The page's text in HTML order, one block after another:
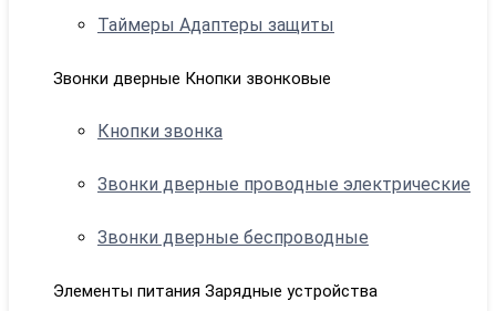
Таймеры Адаптеры защиты
Звонки дверные Кнопки звонковые
Кнопки звонка
Звонки дверные проводные электрические
Звонки дверные беспроводные
Элементы питания Зарядные устройства